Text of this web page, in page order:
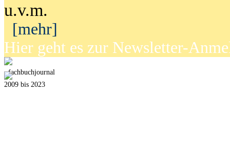
u.v.m.
[mehr]
Hier geht es zur Newsletter-
fachbuchjournal
2009 bis 2023